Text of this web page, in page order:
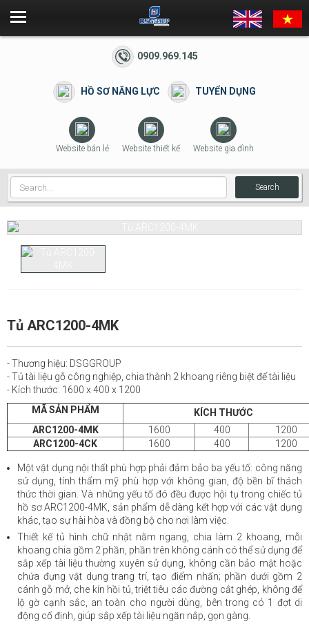
0909.969.145
HỒ SƠ NĂNG LỰC TUYỂN DỤNG
Website bán lẻ Website thiết kế Website gia đình
Search
Tủ ARC1200-4MK
- Thương hiệu: DSGGROUP
- Tủ tài liệu gỗ công nghiệp, chia thành 2 khoang riêng biệt để tài liệu
- Kích thước: 1600 x 400 x 1200
MÃ SẢN PHẨM
KÍCH THƯỚC
ARC1200-4MK
1600 400
1200
ARC1200-4CK
1600 400 1200
Một vật dụng nội thất phù hợp phải đảm bảo ba yếu tố: công năng
sử dụng, tính thẩm mỹ phù hợp với không gian, độ bền bĩ thách
thức thời gian. Và những yếu tố đó đều được hội tụ trong chiếc tủ
hồ sơ ARC1200-4MK, sản phẩm dễ dàng kết hợp với các vật dụng
khác, tạo sự hài hòa và đồng bộ cho nơi làm việc.
Thiết kế tủ hình chữ nhật nằm ngang, chia làm 2 khoang, mỗi
khoang chia gồm 2 phần, phần trên không cánh có thể sử dụng để
sắp xếp tài liệu thường xuyên sử dụng, không cần bảo mật hoặc
chứa đựng vật dụng trang trí, tạo điểm nhấn; phần dưới gồm 2
cánh gỗ mở, che kín hồi tủ, triệt tiêu các đường cắt ghép, không để
lộ gờ cạnh sắc, an toàn cho người dùng, bên trong có 1 đợt di
động cố định, giúp sắp xếp tài liệu ngăn nắp, gọn gàng.